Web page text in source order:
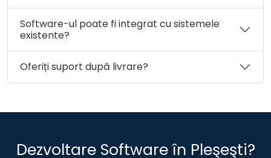
Software-ul poate fi integrat cu sistemele
existente?
Oferiți suport după livrare?
Dezvoltare Software în Pleşeşti?